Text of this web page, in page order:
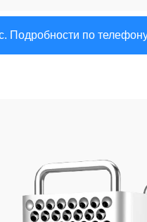
Подробности по